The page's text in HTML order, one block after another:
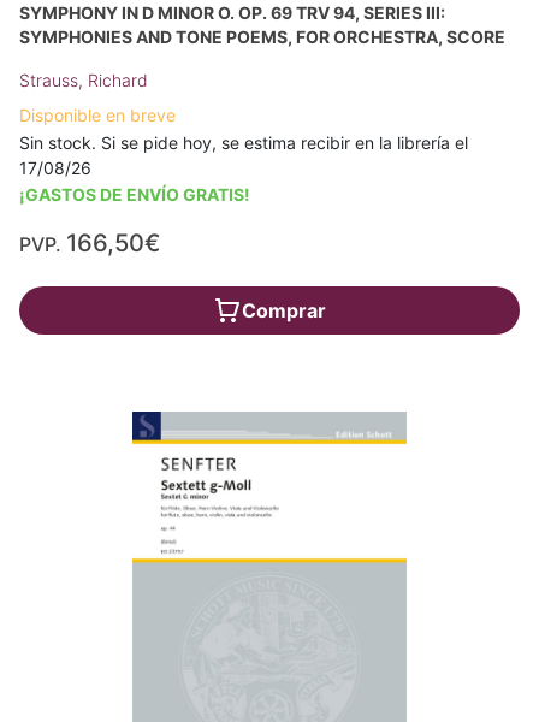
SYMPHONY IN D MINOR O. OP. 69 TRV 94, SERIES III:
SYMPHONIES AND TONE POEMS, FOR ORCHESTRA, SCORE
Strauss, Richard
Disponible en breve
Sin stock. Si se pide hoy, se estima recibir en la librería el
17/08/26
¡GASTOS DE ENVÍO GRATIS!
PVP. 166,50€
Comprar